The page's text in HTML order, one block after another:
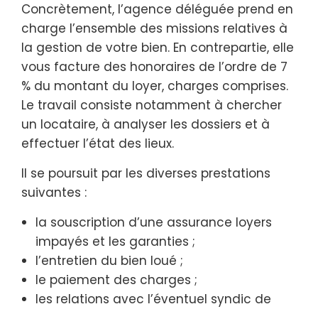
Concrètement, l’agence déléguée prend en
charge l’ensemble des missions relatives à
la gestion de votre bien. En contrepartie, elle
vous facture des honoraires de l’ordre de 7
% du montant du loyer, charges comprises.
Le travail consiste notamment à chercher
un locataire, à analyser les dossiers et à
effectuer l’état des lieux.
Il se poursuit par les diverses prestations
suivantes :
la souscription d’une assurance loyers
impayés et les garanties ;
l’entretien du bien loué ;
le paiement des charges ;
les relations avec l’éventuel syndic de